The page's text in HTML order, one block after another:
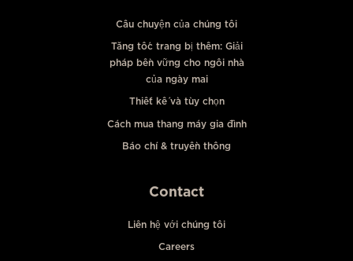
Câu chuyện của chúng tôi
Tăng tốc trang bị thêm: Giải
pháp bền vững cho ngôi nhà
của ngày mai
Thiết kế và tùy chọn
Cách mua thang máy gia đình
Báo chí & truyền thông
Contact
Liên hệ với chúng tôi
Careers